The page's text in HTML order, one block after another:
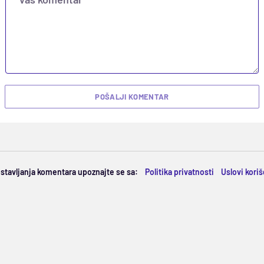
POŠALJI KOMENTAR
komentara upoznajte se sa: Politika privatnosti Uslovi